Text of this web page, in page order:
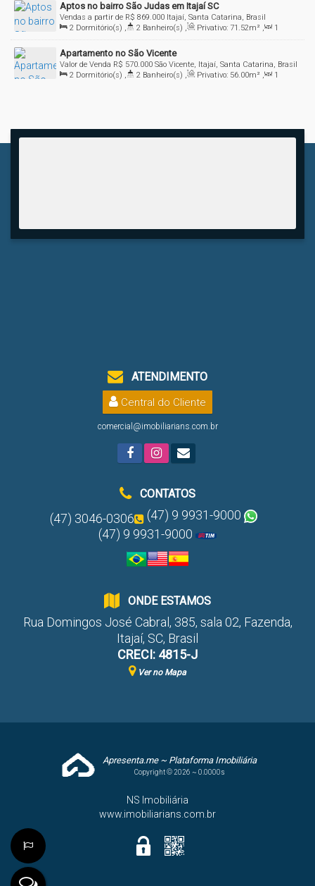
Aptos no bairro São Judas em Itajaí SC
R$ 869.000
Vendas a partir de
Itajaí, Santa Catarina, Brasil
2 Dormitório(s) , 2 Banheiro(s) , Privativo: 71 .52m² ,
1
Sala(s) , 1 Suíte(s) , 1 Vaga(s)
Apartamento no São Vicente
R$ 570.000
Valor de Venda
São Vicente, Itajaí, Santa Catarina, Brasil
2 Dormitório(s) , 2 Banheiro(s) , Privativo: 56.00m² ,
1
ATENDIMENTO
Central do Cliente
comercial@imobiliarians.com.br
CONTATOS
(47) 3046-0306
(47) 9 9931-9000
(47) 9 9931-9000
ONDE ESTAMOS
Rua Domingos José Cabral, 385, sala 02, Fazenda,
Itajaí, SC, Brasil
CRECI: 4815-J
Ver no Mapa
Apresenta.me ~ Plataforma Imobiliária
Copyright © 2026 ~ 0.0000s
NS Imobiliária
www.imobiliarians.com.br